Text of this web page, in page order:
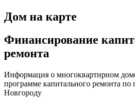
Дом на карте
Финансирование
ремонта
Информация о многоквартирном
программе капитального ремонта
Новгороду